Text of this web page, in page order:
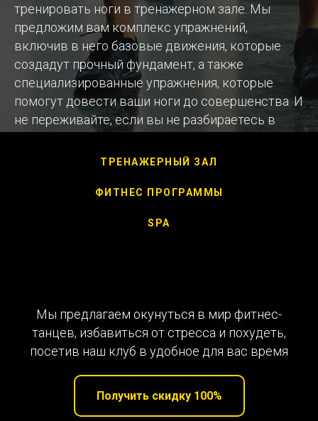
тренировать ноги в тренажерном зале. Мы
предложим вам комплекс упражнений,
включив в него базовые движения, которые
создадут прочный фундамент, а также
специализированные упражнения, которые
помогут довести ваши ноги до совершенства. И
не переживайте, если вы не разбираетесь в
и понятным языком.ТРЕНАЖЕРНЫЙ ЗАЛ
ФИТНЕС ПРОГРАММЫ
SPA
Мы предлагаем окунуться в мир фитнес-
танцев, избавиться от стресса и похудеть,
посетив наш клуб в удобное для вас время
Получить скидку 100%